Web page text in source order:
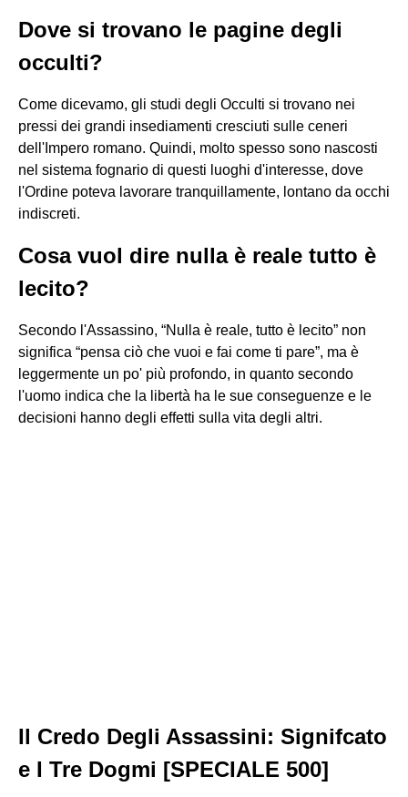
Dove si trovano le pagine degli
occulti?
Come dicevamo, gli studi degli Occulti si trovano nei
pressi dei grandi insediamenti cresciuti sulle ceneri
dell'Impero romano. Quindi, molto spesso sono nascosti
nel sistema fognario di questi luoghi d'interesse, dove
l'Ordine poteva lavorare tranquillamente, lontano da occhi
indiscreti.
Cosa vuol dire nulla è reale tutto è
lecito?
Secondo l'Assassino, “Nulla è reale, tutto è lecito” non
significa “pensa ciò che vuoi e fai come ti pare”, ma è
leggermente un po' più profondo, in quanto secondo
l'uomo indica che la libertà ha le sue conseguenze e le
decisioni hanno degli effetti sulla vita degli altri.
Il Credo Degli Assassini: Signifcato
e I Tre Dogmi [SPECIALE 500]